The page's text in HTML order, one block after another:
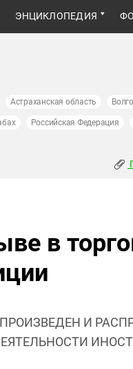
ЭНЦИКЛОПЕДИЯ
Астраханская область
Российская Федерация
в
И